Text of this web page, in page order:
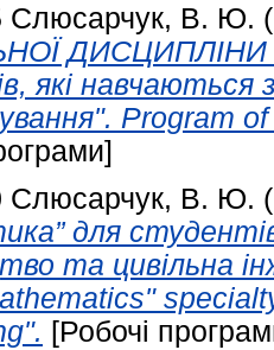
Слюсарчук, В. Ю.
ДИСЦИПЛІНИ
які навчаються
Program
Слюсарчук, В. Ю.
для
та цивільна
[Робочі